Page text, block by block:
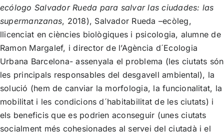
ecólogo Salvador Rueda para salvar las ciudades: las
supermanzanas, 2018), Salvador Rueda –ecòleg,
llicenciat en ciències biològiques i psicologia, alumne de
Ramon Margalef, i director de l’Agència d´Ecologia
Urbana Barcelona- assenyala el problema (les ciutats són
les principals responsables del desgavell ambiental), la
solució (hem de canviar la morfologia, la funcionalitat, la
mobilitat i les condicions d´habitabilitat de les ciutats) i
els beneficis que es podrien aconseguir (unes ciutats
socialment més cohesionades al servei del ciutadà i el